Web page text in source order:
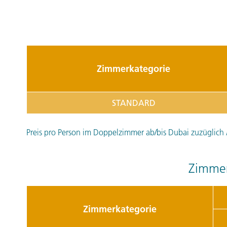
Zimmerkategorie
STANDARD
Preis pro Person im Doppelzimmer ab/bis Dubai zuzüglich
Zimmerkategorie